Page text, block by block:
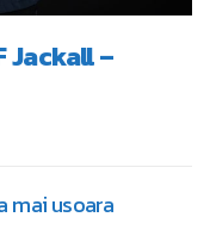
Jackall –
mai usoara